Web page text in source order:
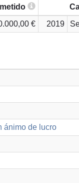
€ 2019
ánimo de lucro